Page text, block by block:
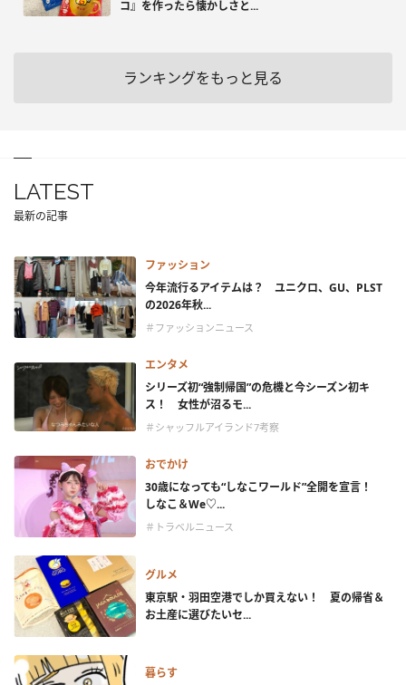
コ』を作ったら懐かしさと...
ランキングをもっと見る
LATEST
最新の記事
ファッション
今年流行るアイテムは？ ユニクロ、GU、PLST
の2026年秋...
＃ファッションニュース
エンタメ
シリーズ初“強制帰国”の危機と今シーズン初キ
ス！ 女性が沼るモ...
＃シャッフルアイランド7考察
おでかけ
30歳になっても“しなこワールド”全開を宣言！
しなこ＆We♡...
＃トラベルニュース
グルメ
東京駅・羽田空港でしか買えない！ 夏の帰省＆
お土産に選びたいセ...
暮らす